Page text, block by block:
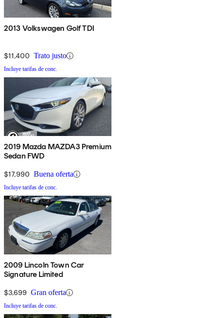
2013 Volkswagen Golf TDI
$11,400 Trato justo
Incluye tarifas de conc.
2019 Mazda MAZDA3 Premium
Sedan FWD
$17,990 Buena oferta
Incluye tarifas de conc.
2009 Lincoln Town Car
Signature Limited
$3,699 Gran oferta
Incluye tarifas de conc.